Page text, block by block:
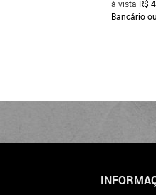
à vista R$
Bancário